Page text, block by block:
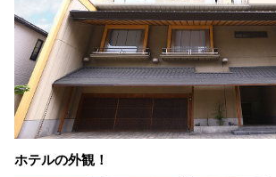
ホテルの外観！